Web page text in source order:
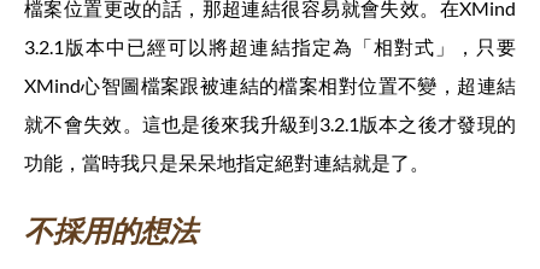
檔案位置更改的話，那超連結很容易就會失效。在XMind
3.2.1版本中已經可以將超連結指定為「相對式」，只要
XMind心智圖檔案跟被連結的檔案相對位置不變，超連結
就不會失效。這也是後來我升級到3.2.1版本之後才發現的
功能，當時我只是呆呆地指定絕對連結就是了。
不採用的想法